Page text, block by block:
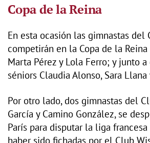
Copa de la Reina
En esta ocasión las gimnastas del
competirán en la Copa de la
Marta Pérez y Lola Ferro; y junto
séniors Claudia Alonso, Sara
Por otro lado, dos gimnastas del
García y Camino González, se
París para disputar la liga
haber sido fichadas por el Club